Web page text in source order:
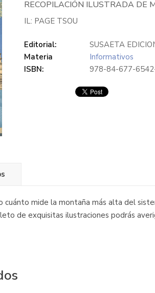
RECOPILACIÓN ILUSTRADA DE
IL: PAGE TSOU
Editorial:
SUSAETA
Materia
Informativos
ISBN:
978-84-677-
mide la montaña más alta del
de exquisitas ilustraciones podrás